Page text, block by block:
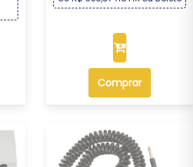
Comprar